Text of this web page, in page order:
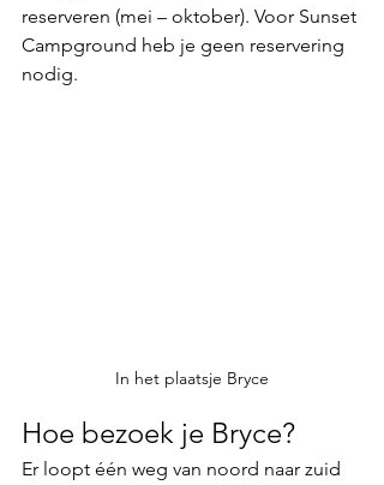
reserveren (mei – oktober). Voor Sunset
Campground heb je geen reservering
nodig.
In het plaatsje Bryce
Hoe bezoek je Bryce?
Er loopt één weg van noord naar zuid